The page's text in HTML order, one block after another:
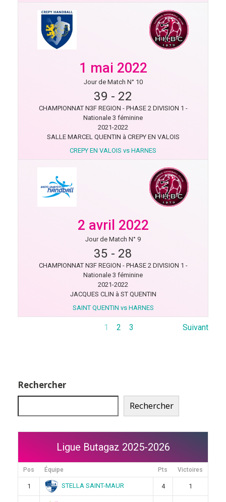
1 mai 2022
Jour de Match N° 10
39 - 22
CHAMPIONNAT N3F REGION - PHASE 2 DIVISION 1 -
Nationale 3 féminine
2021-2022
SALLE MARCEL QUENTIN à CREPY EN VALOIS
CREPY EN VALOIS vs HARNES
2 avril 2022
Jour de Match N° 9
35 - 28
CHAMPIONNAT N3F REGION - PHASE 2 DIVISION 1 -
Nationale 3 féminine
2021-2022
JACQUES CLIN à ST QUENTIN
SAINT QUENTIN vs HARNES
1 2 3 Suivant
Rechercher
Rechercher
Ligue Butagaz 2025-2026
Pos Équipe Pts Victoires
1 STELLA SAINT-MAUR 4 1